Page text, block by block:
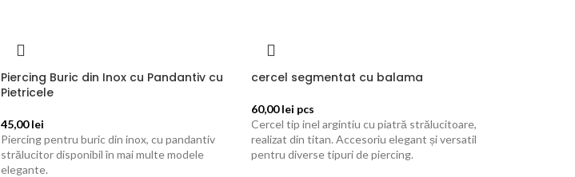
Piercing Buric din Inox cu Pandantiv cu
Pietricele
45,00lei
Piercing pentru buric din inox, cu pandantiv
strălucitor disponibil în mai multe modele
elegante.
cercel segmentat cu balama
60,00lei pcs
Cercel tip inel argintiu cu piatră strălucitoare,
realizat din titan. Accesoriu elegant și versatil
pentru diverse tipuri de piercing.